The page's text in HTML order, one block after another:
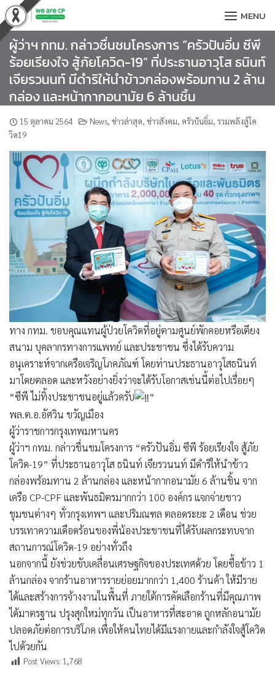
Skip
to
content
MENU
ผู้ว่าฯ กทม. กล่าวชื่นชมโครงการ “ครัวปันอิ่ม ซีพี
ร้อยเรียงใจ สู้ภัยโควิด-19” ที่ประธานอาวุโส ธนินท์
เจียรวนนท์ มีดำริให้นำข้าวกล่องพร้อมทาน 2 ล้าน
กล่อง และหน้ากากอนามัย 6 ล้านชิ้น
15 ตุลาคม 2564 News, ข่าวล่าสุด, ข่าวสังคม, ครัวปันอิ่ม, รวมพลังสู้โค
วิด19
ทาง กทม. ขอบคุณแทนผู้ป่วยโควิดที่อยู่ตามศูนย์พักคอยหรือเตียง
สนาม บุคลากรทางการแพทย์ และประชาชน ซึ่งได้รับความ
อนุเคราะห์จากเครือเจริญโภคภัณฑ์ โดยท่านประธานอาวุโสธนินท์
มาโดยตลอด และหวังอย่างยิ่งว่าจะได้รับโอกาสเช่นนี้ต่อไปเรื่อยๆ
“ซีพี ไม่ทิ้งประชาชนอยู่แล้วครับ
“
พล.ต.อ.อัศวิน ขวัญเมือง
ผู้ว่าราชการกรุงเทพมหานคร
ผู้ว่าฯ กทม. กล่าวชื่นชมโครงการ “ครัวปันอิ่ม ซีพี ร้อยเรียงใจ สู้ภัย
โควิด-19” ที่ประธานอาวุโส ธนินท์ เจียรวนนท์ มีดำริให้นำข้าว
กล่องพร้อมทาน 2 ล้านกล่อง และหน้ากากอนามัย 6 ล้านชิ้น จาก
เครือ CP-CPF และพันธมิตรมากกว่า 100 องค์กร แจกจ่ายชาว
ชุมชนต่างๆ ทั่วกรุงเทพฯ และปริมณฑล ตลอดระยะ 2 เดือน ช่วย
บรรเทาความเดือดร้อนของพี่น้องประชาชนที่ได้รับผลกระทบจาก
สถานการณ์โควิด-19 อย่างทั่วถึง
นอกจากนี้ ยังช่วยขับเคลื่อนเศรษฐกิจของประเทศด้วย โดยซื้อข้าว 1
ล้านกล่อง จากร้านอาหารรายย่อยมากกว่า 1,400 ร้านค้า ให้มีราย
ได้และสร้างการจ้างงานในพื้นที่ ภายใต้การคัดเลือกร้านที่มีคุณภาพ
ได้มาตรฐาน ปรุงสุกใหม่ทุกวัน เป็นอาหารที่สะอาด ถูกหลักอนามัย
ปลอดภัยต่อการบริโภค เพื่อให้คนไทยได้มีแรงกายและกำลังใจสู้โควิด
ไปด้วยกัน
Post Views: 1,768